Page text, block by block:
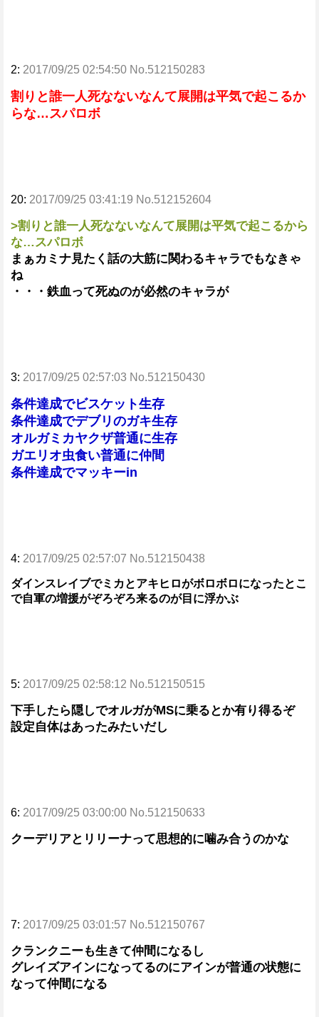
2: 2017/09/25 02:54:50 No.512150283
割りと誰一人死なないなんて展開は平気で起こるか
らな…スパロボ
20: 2017/09/25 03:41:19 No.512152604
>割りと誰一人死なないなんて展開は平気で起こるから
な…スパロボ
まぁカミナ見たく話の大筋に関わるキャラでもなきゃ
ね
・・・鉄血って死ぬのが必然のキャラが
3: 2017/09/25 02:57:03 No.512150430
条件達成でビスケット生存
条件達成でデブリのガキ生存
オルガミカヤクザ普通に生存
ガエリオ虫食い普通に仲間
条件達成でマッキーin
4: 2017/09/25 02:57:07 No.512150438
ダインスレイブでミカとアキヒロがボロボロになったとこ
で自軍の増援がぞろぞろ来るのが目に浮かぶ
5: 2017/09/25 02:58:12 No.512150515
下手したら隠しでオルガがMSに乗るとか有り得るぞ
設定自体はあったみたいだし
6: 2017/09/25 03:00:00 No.512150633
クーデリアとリリーナって思想的に噛み合うのかな
7: 2017/09/25 03:01:57 No.512150767
クランクニーも生きて仲間になるし
グレイズアインになってるのにアインが普通の状態に
なって仲間になる